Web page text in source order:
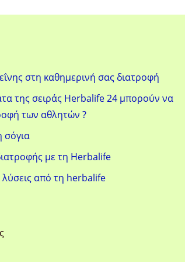
στη καθημερινή σας διατροφή
της σειράς Herbalife 24 μπορούν να
των αθλητών ?
σόγια
με τη Herbalife
λύσεις από τη herbalife